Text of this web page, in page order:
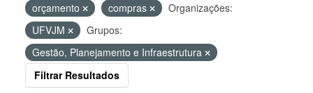
orçamento
compras
Organizações:
UFVJM
Grupos:
Gestão, Planejamento e Infraestrutura
Filtrar Resultados